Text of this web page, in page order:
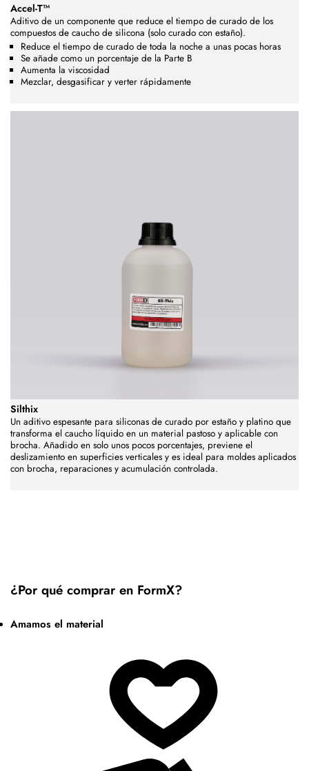
Accel-T™
Aditivo de un componente que reduce el tiempo de curado de los
compuestos de caucho de silicona (solo curado con estaño).
Reduce el tiempo de curado de toda la noche a unas pocas horas
Se añade como un porcentaje de la Parte B
Aumenta la viscosidad
Mezclar, desgasificar y verter rápidamente
Silthix
Un aditivo espesante para siliconas de curado por estaño y platino que
transforma el caucho líquido en un material pastoso y aplicable con
brocha. Añadido en solo unos pocos porcentajes, previene el
deslizamiento en superficies verticales y es ideal para moldes aplicados
con brocha, reparaciones y acumulación controlada.
¿Por qué comprar en FormX?
Amamos el material